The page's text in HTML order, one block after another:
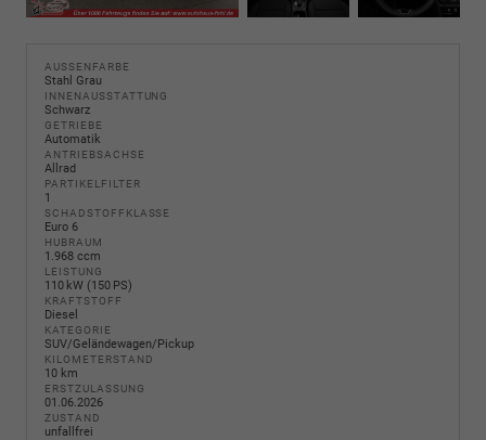
AUSSENFARBE
Stahl Grau
INNENAUSSTATTUNG
Schwarz
GETRIEBE
Automatik
ANTRIEBSACHSE
Allrad
PARTIKELFILTER
1
SCHADSTOFFKLASSE
Euro 6
HUBRAUM
1.968 ccm
LEISTUNG
110 kW (150 PS)
KRAFTSTOFF
Diesel
KATEGORIE
SUV/Geländewagen/Pickup
KILOMETERSTAND
10 km
ERSTZULASSUNG
01.06.2026
ZUSTAND
unfallfrei